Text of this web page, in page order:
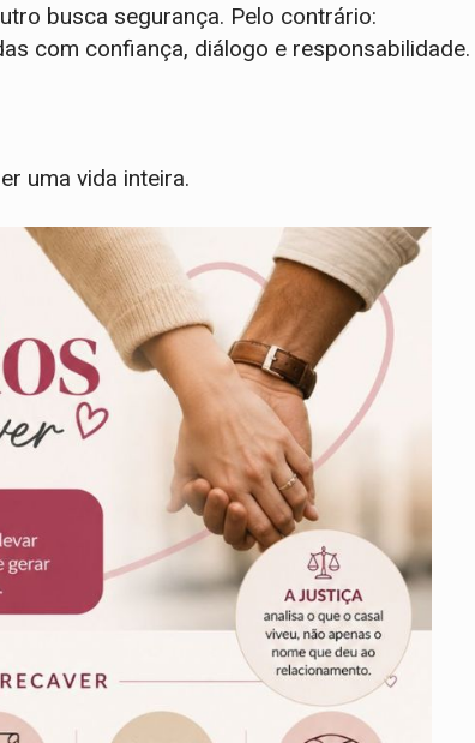
busca segurança. Pelo contrário:
com confiança, diálogo e responsabilidade.
uma vida inteira.